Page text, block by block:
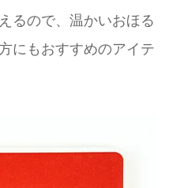
るので、温かいおほる
にもおすすめのアイテ